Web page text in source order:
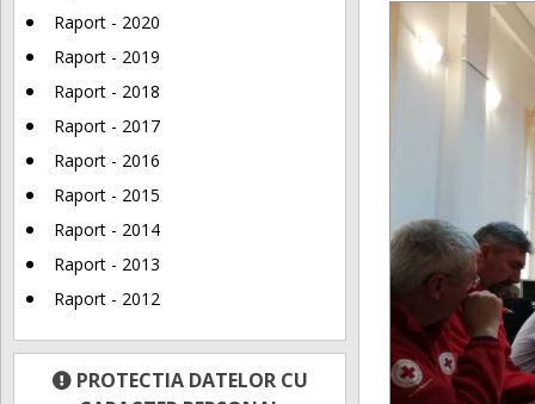
Raport - 2020
Raport - 2019
Raport - 2018
Raport - 2017
Raport - 2016
Raport - 2015
Raport - 2014
Raport - 2013
Raport - 2012
PROTECTIA DATELOR CU